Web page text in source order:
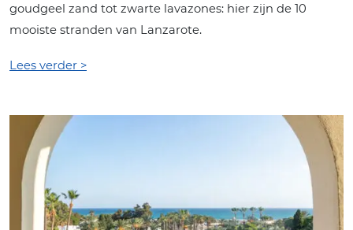
goudgeel zand tot zwarte lavazones: hier zijn de 10
mooiste stranden van Lanzarote.
Lees verder >